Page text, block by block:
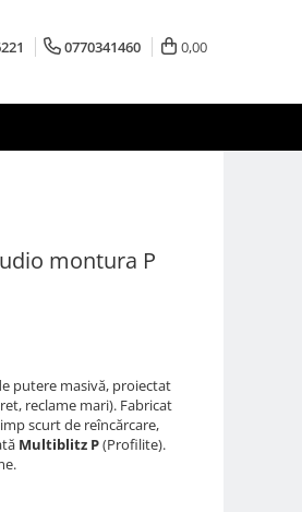
0770341460 0,00
montura P
putere masivă, proiectat
reclame mari). Fabricat
scurt de reîncărcare,
Multiblitz P(Profilite).